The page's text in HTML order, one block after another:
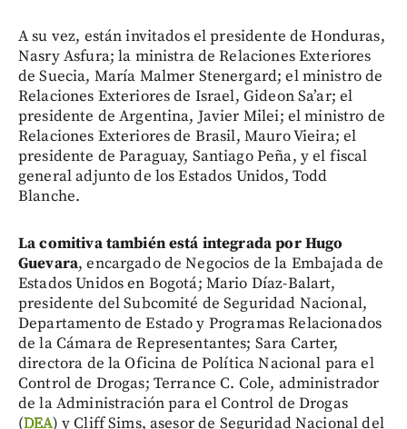
A su vez, están invitados el presidente de Honduras,
Nasry Asfura; la ministra de Relaciones Exteriores
de Suecia, María Malmer Stenergard; el ministro de
Relaciones Exteriores de Israel, Gideon Sa’ar; el
presidente de Argentina, Javier Milei; el ministro de
Relaciones Exteriores de Brasil, Mauro Vieira; el
presidente de Paraguay, Santiago Peña, y el fiscal
general adjunto de los Estados Unidos, Todd
Blanche.
La comitiva también está integrada por Hugo
Guevara, encargado de Negocios de la Embajada de
Estados Unidos en Bogotá; Mario Díaz-Balart,
presidente del Subcomité de Seguridad Nacional,
Departamento de Estado y Programas Relacionados
de la Cámara de Representantes; Sara Carter,
directora de la Oficina de Política Nacional para el
Control de Drogas; Terrance C. Cole, administrador
de la Administración para el Control de Drogas
(DEA) y Cliff Sims, asesor de Seguridad Nacional del